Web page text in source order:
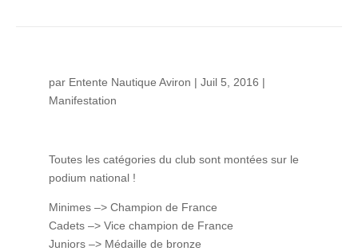
par Entente Nautique Aviron | Juil 5, 2016 |
Manifestation
Toutes les catégories du club sont montées sur le
podium national !
Minimes –> Champion de France
Cadets –> Vice champion de France
Juniors –> Médaille de bronze